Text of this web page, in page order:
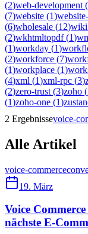
(2)web-development (
(7)website (1)
(6)wholesale (12)wiki
(2)wkhtmltopdf(1)
(1)workday (1)
(2)workforce (7)
(1)workplace (1)
(4)xml (1)xml-rpc (3)
(2)zero-trust (3)zoho (
(1)zoho-one (1)
2 Ergebnissevoice-
Alle Artikel
voice-commerce
19. März
Voice
nächste E-